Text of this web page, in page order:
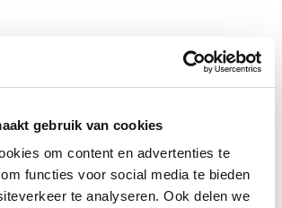
gebruik van cookies
om content en advertenties te
functies voor social media te bieden
te analyseren. Ook delen we